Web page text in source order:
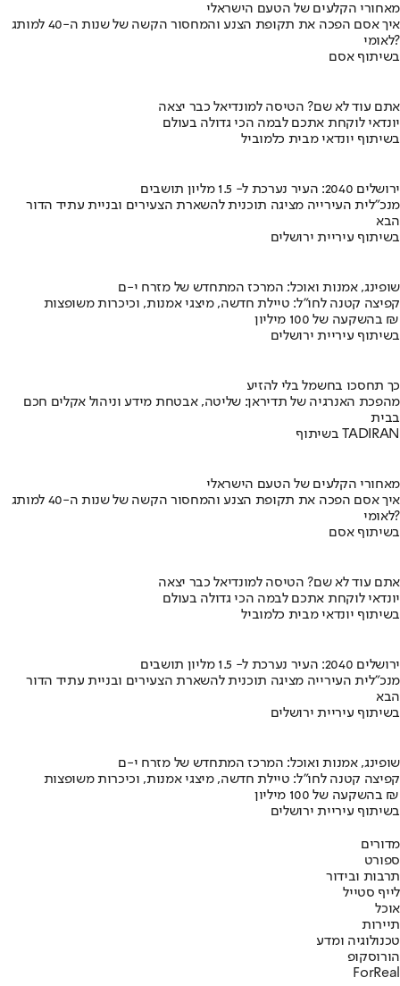
מאחורי הקלעים של הטעם הישראלי
איך אסם הפכה את תקופת הצנע והמחסור הקשה של שנות ה-40 למותג
לאומי?
בשיתוף אסם
אתם עוד לא שם? הטיסה למונדיאל כבר יצאה
יונדאי לוקחת אתכם לבמה הכי גדולה בעולם
בשיתוף יונדאי מבית כלמוביל
ירושלים 2040: העיר נערכת ל- 1.5 מליון תושבים
מנכ"לית העירייה מציגה תוכנית להשארת הצעירים ובניית עתיד הדור
הבא
בשיתוף עיריית ירושלים
שופינג, אמנות ואוכל: המרכז המתחדש של מזרח י-ם
קפיצה קטנה לחו"ל: טיילת חדשה, מיצגי אמנות, וכיכרות משופצות
בהשקעה של 100 מיליון ₪
בשיתוף עיריית ירושלים
כך תחסכו בחשמל בלי להזיע
מהפכת האנרגיה של תדיראן: שליטה, אבטחת מידע וניהול אקלים חכם
בבית
בשיתוף TADIRAN
מאחורי הקלעים של הטעם הישראלי
איך אסם הפכה את תקופת הצנע והמחסור הקשה של שנות ה-40 למותג
לאומי?
בשיתוף אסם
אתם עוד לא שם? הטיסה למונדיאל כבר יצאה
יונדאי לוקחת אתכם לבמה הכי גדולה בעולם
בשיתוף יונדאי מבית כלמוביל
ירושלים 2040: העיר נערכת ל- 1.5 מליון תושבים
מנכ"לית העירייה מציגה תוכנית להשארת הצעירים ובניית עתיד הדור
הבא
בשיתוף עיריית ירושלים
שופינג, אמנות ואוכל: המרכז המתחדש של מזרח י-ם
קפיצה קטנה לחו"ל: טיילת חדשה, מיצגי אמנות, וכיכרות משופצות
בהשקעה של 100 מיליון ₪
בשיתוף עיריית ירושלים
מדורים
ספורט
תרבות ובידור
לייף סטייל
אוכל
תיירות
טכנולוגיה ומדע
הורוסקופ
ForReal